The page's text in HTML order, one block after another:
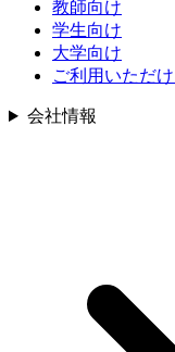
教師向け
学生向け
大学向け
ご利用いただ
会社情報